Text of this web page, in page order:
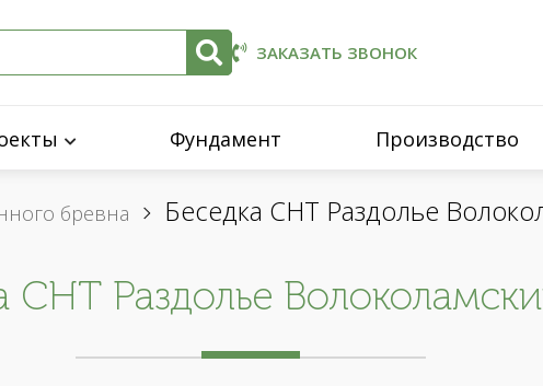
ЗАКАЗАТЬ ЗВОНОК
Фундамент Производство
бревна Беседка СНТ Раздолье
СНТ Раздолье